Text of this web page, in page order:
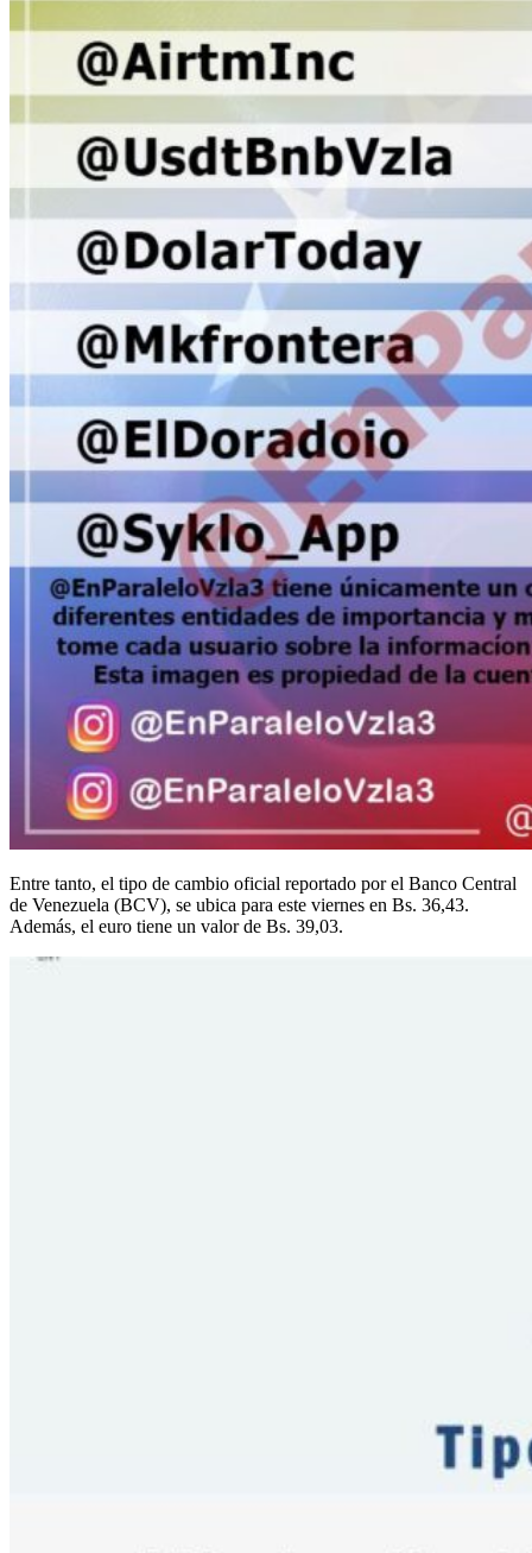
Entre tanto, el tipo de cambio oficial reportado por el Banco Central
de Venezuela (BCV), se ubica para este viernes en Bs. 36,43.
Además, el euro tiene un valor de Bs. 39,03.